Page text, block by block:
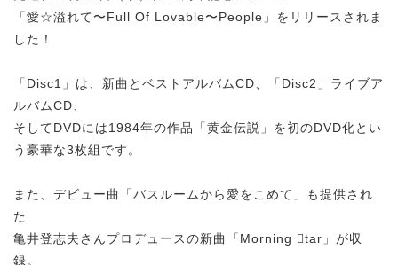
「愛☆溢れて〜Full Of Lovable〜People」をリリースされま
した！
「Disc1」は、新曲とベストアルバムCD、「Disc2」ライブア
ルバムCD、
そしてDVDには1984年の作品「黄金伝説」を初のDVD化とい
う豪華な3枚組です。
また、デビュー曲「バスルームから愛をこめて」も提供され
た
亀井登志夫さんプロデュースの新曲「Morning 􏰀tar」が収
録。